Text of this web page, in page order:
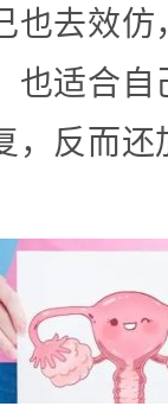
也去效
也适合自
，反而还